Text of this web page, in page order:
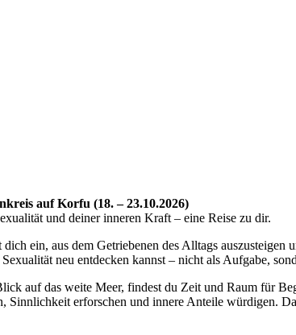
auf Korfu (18. – 23.10.2026)
und deiner inneren Kraft – eine Reise zu dir.
ein, aus dem Getriebenen des Alltags
neu entdecken kannst – nicht als Aufgabe,
auf das weite Meer, findest du Zeit und Raum für
Sinnlichkeit erforschen und innere Anteile würdigen.